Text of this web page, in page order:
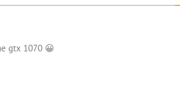
gtx 1070 😀